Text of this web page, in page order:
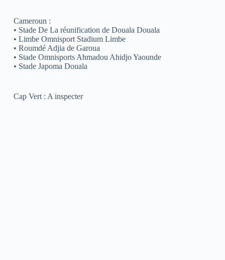
Cameroun :
• Stade De La réunification de Douala Douala
• Limbe Omnisport Stadium Limbe
• Roumdé Adjia de Garoua
• Stade Omnisports Ahmadou Ahidjo Yaounde
• Stade Japoma Douala
Cap Vert : A inspecter